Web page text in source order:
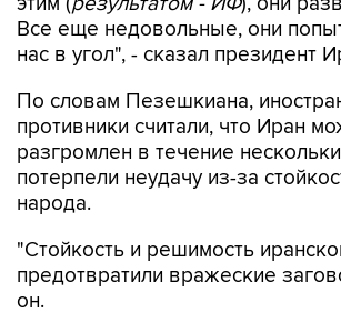
Все еще недовольные, они
нас в угол", - сказал президент
По словам Пезешкиана,
противники считали, что Иран
разгромлен в течение
потерпели неудачу из-за
народа.
"Стойкость и решимость
предотвратили вражеские
он.